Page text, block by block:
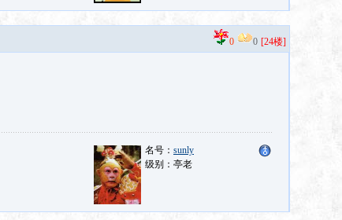
0 0 [24楼]
名号： sunly
级别：亭老